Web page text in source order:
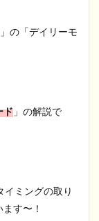
の「デイリーモ
ド 」の解説で
イミングの取り
す〜！